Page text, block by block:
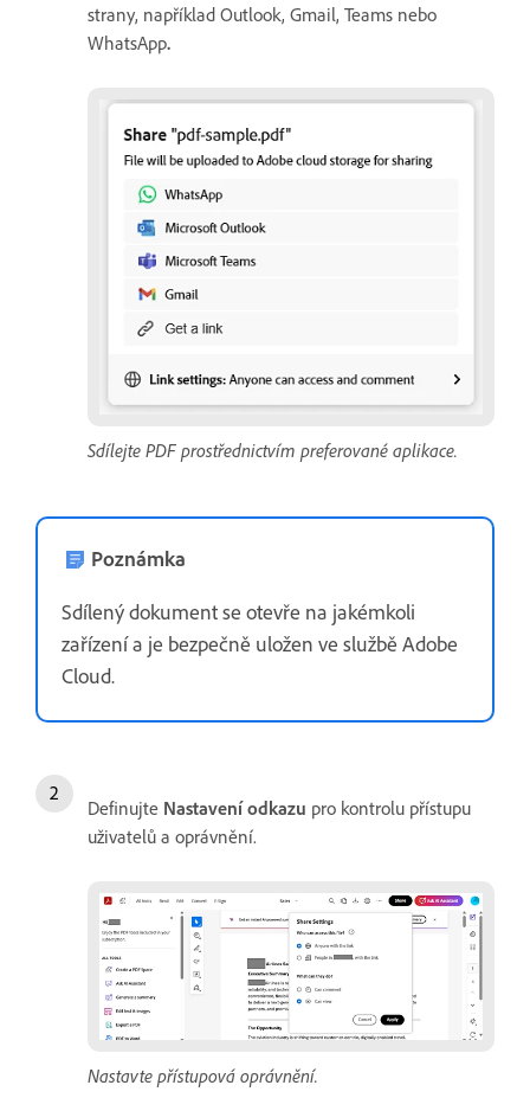
strany, například Outlook, Gmail, Teams nebo
WhatsApp.
Sdílejte PDF prostřednictvím preferované aplikace.
Poznámka
Sdílený dokument se otevře na jakémkoli
zařízení a je bezpečně uložen ve službě Adobe
Cloud.
Definujte Nastavení odkazu pro kontrolu přístupu
uživatelů a oprávnění.
Nastavte přístupová oprávnění.